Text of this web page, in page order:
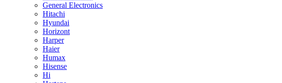
General Electronics
Hitachi
Hyundai
Horizont
Harper
Haier
Humax
Hisense
Hi